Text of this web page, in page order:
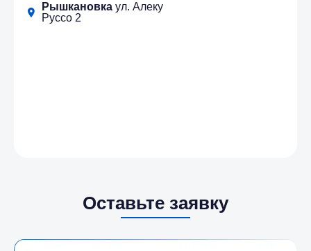
Рышкановка ул. Алеку
Руссо 2
Оставьте заявку